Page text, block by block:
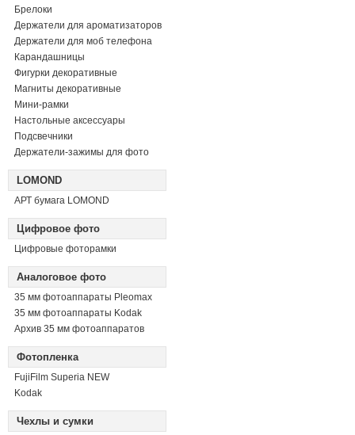
Брелоки
Держатели для ароматизаторов
Держатели для моб телефона
Карандашницы
Фигурки декоративные
Магниты декоративные
Мини-рамки
Настольные аксессуары
Подсвечники
Держатели-зажимы для фото
LOMOND
АРТ бумага LOMOND
Цифровое фото
Цифровые фоторамки
Аналоговое фото
35 мм фотоаппараты Pleomax
35 мм фотоаппараты Kodak
Архив 35 мм фотоаппаратов
Фотопленка
FujiFilm Superia NEW
Kodak
Чехлы и сумки